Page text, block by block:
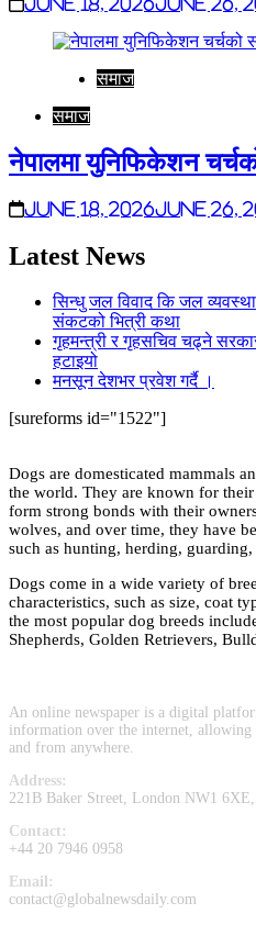
समाज
समाज
नेपालमा युनिफिकेशन
June 18, 2026June 26,
Latest News
सिन्धु जल विवाद कि जल
संकटको भित्री कथा
गृहमन्त्री र गृहसचिव चढ्ने
हटाइयो
मनसून देशभर प्रवेश गर्दै ।
[sureforms id="1522"]
Dogs are domesticated mammals
the world. They are known for
form strong bonds with their
wolves, and over time, they have
such as hunting, herding,
Dogs come in a wide variety of
characteristics, such as size, coat
the most popular dog breeds
Shepherds, Golden Retrievers,
An online newspaper is a digital
information over the internet, allowing
and from anywhere.
Address:
221B Baker Street, London NW1
Contact:
+44 20 7946 0958
Email:
contact@globalnewsdaily.com